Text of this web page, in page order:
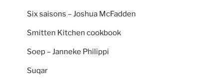
Six saisons – Joshua McFadden
Smitten Kitchen cookbook
Soep – Janneke Philippi
Suqar